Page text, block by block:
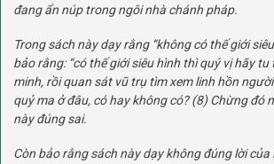
đang ẩn núp trong ngôi nhà chánh pháp.
Trong sách này dạy rằng “không có thế giới
bảo rằng: “có thế giới siêu hình thì quý vị hãy
minh, rồi quan sát vũ trụ tìm xem linh hồn
quỷ ma ở đâu, có hay không có?(8)Chừng đó
này đúng sai.
Còn bảo rằng sách này dạy không đúng lời